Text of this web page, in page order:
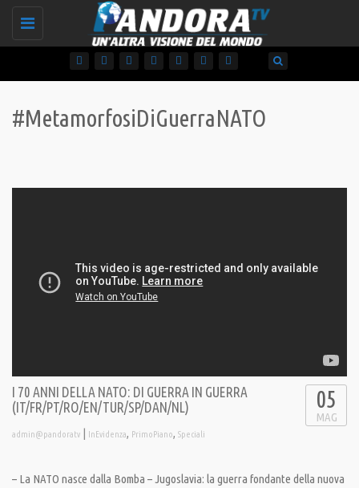
Toggle
#MetamorfosiDiGuerraNATO
I 70 ANNI DELLA NATO: DI GUERRA IN GUERRA
(IT/FR/PT/RO/EN/TUR/SP/DAN/NL)
admin@pandoratv | InEvidenza, PrimoPiano, Speciali
05
MAG
– La NATO nasce dalla Bomba – Jugoslavia: la guerra fondante della nuova